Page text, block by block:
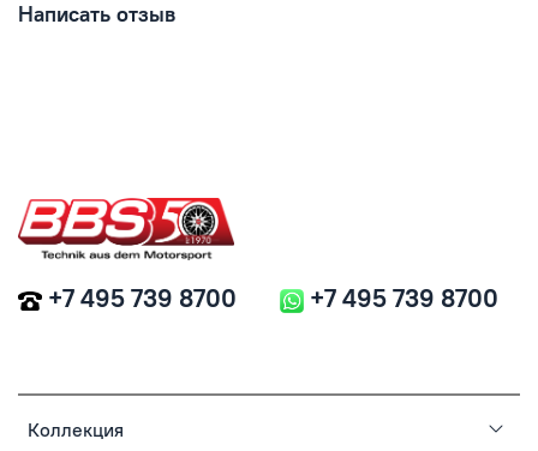
Написать отзыв
Коллекция
+7 495 739 8700 +7 495 739 8700